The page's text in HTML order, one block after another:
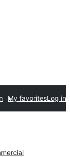
My favoritesLog in